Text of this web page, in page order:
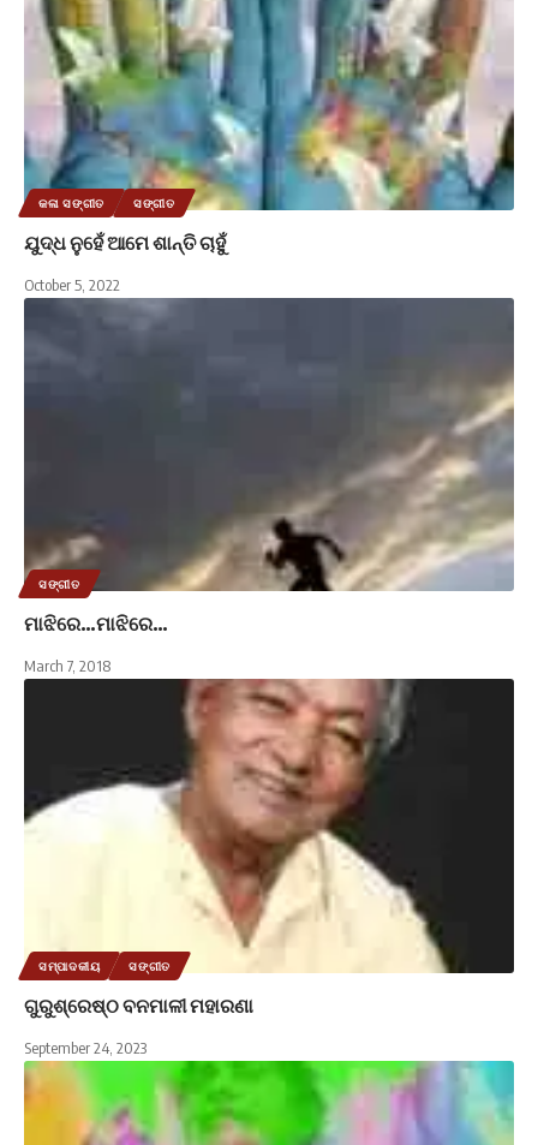
କଳା ସଙ୍ଗୀତ ସଙ୍ଗୀତ
ଯୁଦ୍ଧ ନୁହେଁ ଆମେ ଶାନ୍ତି ଚାହୁଁ
October 5, 2022
ସଙ୍ଗୀତ
ମାଝିରେ…ମାଝିରେ…
March 7, 2018
ସମ୍ପାଦକୀୟ ସଙ୍ଗୀତ
ଗୁରୁଶ୍ରେଷ୍ଠ ବନମାଳୀ ମହାରଣା
September 24, 2023